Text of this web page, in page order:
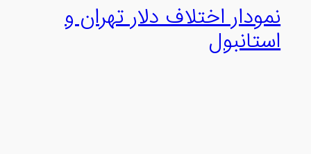
نمودار اختلاف دلار تهران و
استانبول